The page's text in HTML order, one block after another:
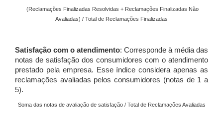
(Reclamações Finalizadas Resolvidas + Reclamações Finalizadas Não
Avaliadas) / Total de Reclamações Finalizadas
Satisfação com o atendimento: Corresponde à média das
notas de satisfação dos consumidores com o atendimento
prestado pela empresa. Esse índice considera apenas as
reclamações avaliadas pelos consumidores (notas de 1 a
5).
Soma das notas de avaliação de satisfação / Total de Reclamações Avaliadas